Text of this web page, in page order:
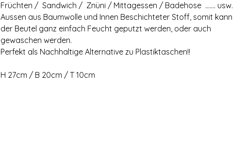
Früchten / Sandwich / Znüni / Mittagessen / Badehose ....... usw.
Aussen aus Baumwolle und Innen Beschichteter Stoff, somit kann
der Beutel ganz einfach Feucht geputzt werden, oder auch
gewaschen werden.
Perfekt als Nachhaltige Alternative zu Plastiktaschen!!
H 27cm / B 20cm / T 10cm